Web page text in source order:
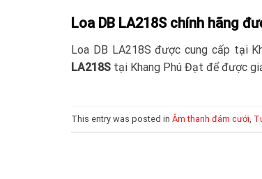
Loa DB LA218S chính hãng
Loa DB LA218S được cung cấp tại
LA218S tại Khang Phú Đạt để được
This entry was posted in Âm thanh đám cưới